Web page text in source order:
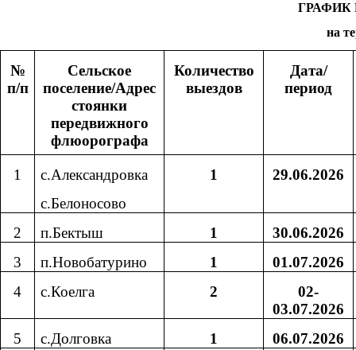
на
№
п/п
Сельское
поселение/Адрес
стоянки
передвижного
флюорографа
Количество
выездов
Дата/
период
1
с.Александровка
с.Белоносово
1 29.06.2026
2 п.Бектыш 1
30.06.2026
3
п.Новобатурино 1
01.07.2026
4
с.Коелга 2
02-
03.07.2026
5
с.Долговка 1
06.07.2026